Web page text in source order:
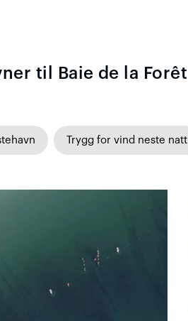
til Baie de la Forêt
Trygg for vind neste natt